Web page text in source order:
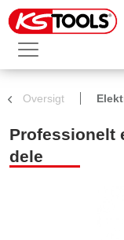
Oversigt
dele